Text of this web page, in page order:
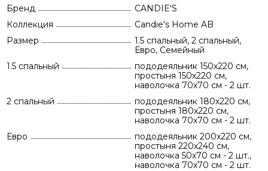
Бренд
CANDIE'S
Коллекция
Candie's Home AB
Размер
1.5 спальный, 2 спальный,
Евро, Семейный
1.5 спальный
пододеяльник 150х220 см,
простыня 150х220 см,
наволочка 70х70 см - 2 шт.
2 спальный
пододеяльник 180х220 см,
простыня 180х220 см,
наволочка 70х70 см - 2 шт.
Евро
пододеяльник 200х220 см,
простыня 220х240 см,
наволочка 50х70 см - 2 шт.,
наволочка 70х70 см - 2 шт.